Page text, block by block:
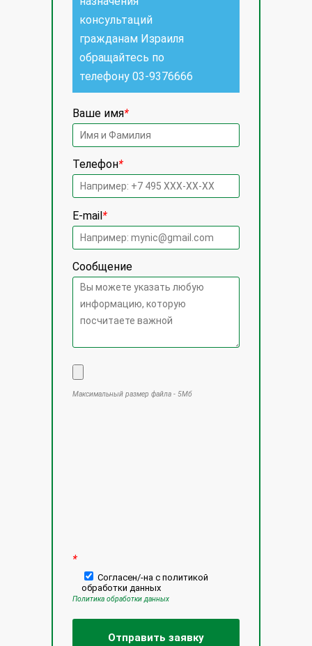
консультаций
гражданам Израиля
обращайтесь по
телефону 03-9376666
Ваше имя*
Телефон*
E-mail*
Сообщение
Максимальный размер файла - 5Мб
*
Согласен/-на с политикой
обработки данных
Политика обработки данных